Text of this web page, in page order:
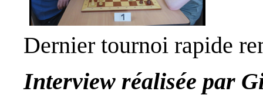
Dernier tournoi rapide
Interview réalisée par